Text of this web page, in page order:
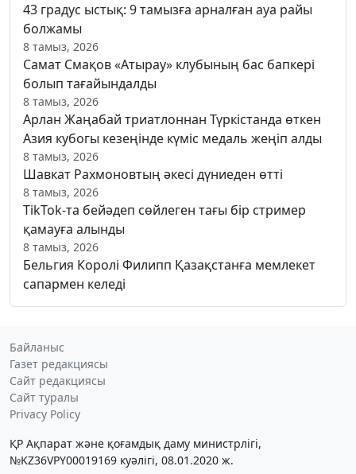
43 градус ыстық: 9 тамызға арналған ауа райы
болжамы
8 тамыз, 2026
Самат Смақов «Атырау» клубының бас бапкері
болып тағайындалды
8 тамыз, 2026
Арлан Жаңабай триатлоннан Түркістанда өткен
Азия кубогы кезеңінде күміс медаль жеңіп алды
8 тамыз, 2026
Шавкат Рахмоновтың әкесі дүниеден өтті
8 тамыз, 2026
TikTok-та бейәдеп сөйлеген тағы бір стример
қамауға алынды
8 тамыз, 2026
Бельгия Королі Филипп Қазақстанға мемлекет
сапармен келеді
Байланыс
Газет редакциясы
Сайт редакциясы
Сайт туралы
Privacy Policy
ҚР Ақпарат және қоғамдық даму министрлігі,
№KZ36VPY00019169 куәлігі, 08.01.2020 ж.